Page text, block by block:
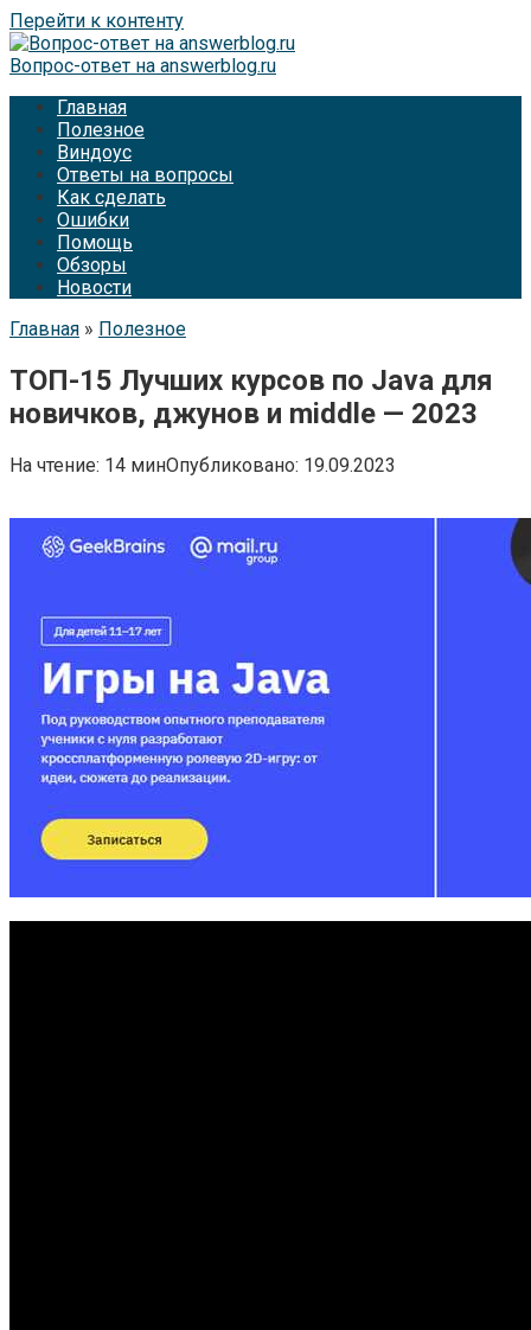
Перейти к контенту
Вопрос-ответ на answerblog.ru
Главная
Полезное
Виндоус
Ответы на вопросы
Как сделать
Ошибки
Помощь
Обзоры
Новости
Главная » Полезное
ТОП-15 Лучших курсов по Java для
новичков, джунов и middle — 2023
На чтение: 14 минОпубликовано: 19.09.2023